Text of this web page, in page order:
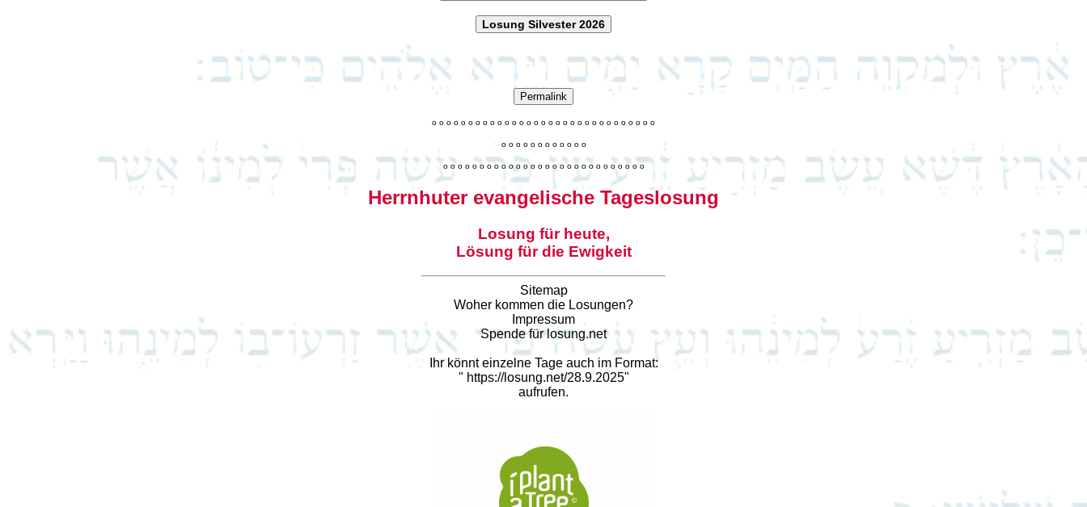
Losung Silvester 2026
Permalink
o o o o o o o o o o o o o o o o o o o o o o o o o o o o o o o
o o o o o o o o o o o o
o o o o o o o o o o o o o o o o o o o o o o o o o o o o
Herrnhuter evangelische Tageslosung
Losung für heute,
Lösung für die Ewigkeit
Sitemap
Woher kommen die Losungen?
Impressum
Spende für losung.net
Ihr könnt einzelne Tage auch im Format:
" https://losung.net/28.9.2025"
aufrufen.